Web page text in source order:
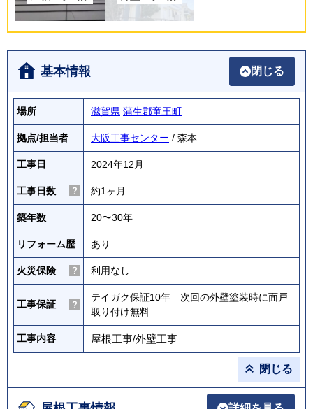
基本情報 閉じる
場所 滋賀県 蒲生郡竜王町
拠点/担当者 大阪工事センター / 森本
工事日 2024年12月
工事日数 約1ヶ月
築年数 20〜30年
リフォーム歴 あり
火災保険 利用なし
工事保証
テイガク保証10年 次回の外壁塗装時に面戸
取り付け無料
工事内容 屋根工事/外壁工事
閉じる